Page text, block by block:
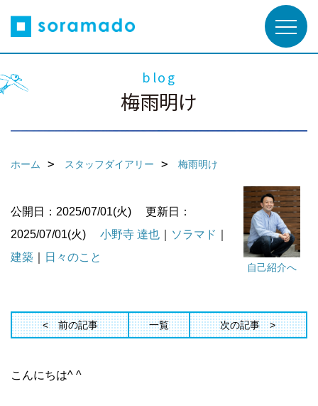
blog
梅雨明け
ホーム スタッフダイアリー 梅雨明け
自己紹介へ
公開日：2025/07/01(火)
更新日：
2025/07/01(火)
小野寺 達也 ソラマド
建築
日々のこと
前の記事 一覧 次の記事
こんにちは^ ^